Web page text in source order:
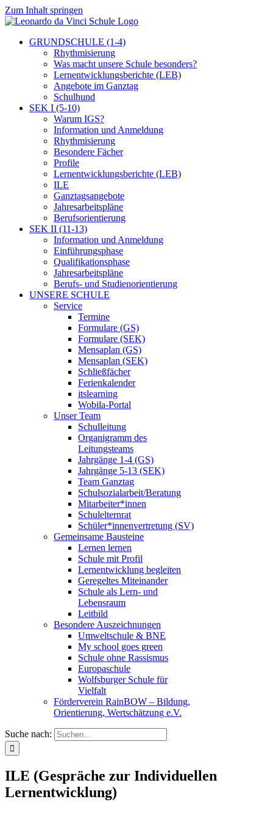
Zum Inhalt springen
GRUNDSCHULE (1-4)
Rhythmisierung
Was macht unsere Schule besonders?
Lernentwicklungsberichte (LEB)
Angebote im Ganztag
Schulhund
SEK I (5-10)
Warum IGS?
Information und Anmeldung
Rhythmisierung
Besondere Fächer
Profile
Lernentwicklungsberichte (LEB)
ILE
Ganztagsangebote
Jahresarbeitspläne
Berufsorientierung
SEK II (11-13)
Information und Anmeldung
Einführungsphase
Qualifikationsphase
Jahresarbeitspläne
Berufs- und Studienorientierung
UNSERE SCHULE
Service
Termine
Formulare (GS)
Formulare (SEK)
Mensaplan (GS)
Mensaplan (SEK)
Schließfächer
Ferienkalender
itslearning
Wobila-Portal
Unser Team
Schulleitung
Organigramm des
Leitungsteams
Jahrgänge 1-4 (GS)
Jahrgänge 5-13 (SEK)
Team Ganztag
Schulsozialarbeit/Beratung
Mitarbeiter*innen
Schulelternrat
Schüler*innenvertretung (SV)
Gemeinsame Bausteine
Lernen lernen
Schule mit Profil
Lernentwicklung begleiten
Geregeltes Miteinander
Schule als Lern- und
Lebensraum
Leitbild
Besondere Auszeichnungen
Umweltschule & BNE
My school goes green
Schule ohne Rassismus
Europaschule
Wolfsburger Schule für
Vielfalt
Förderverein RainBOW – Bildung,
Orientierung, Wertschätzung e.V.
Suche nach:
ILE (Gespräche zur Individuellen
Lernentwicklung)